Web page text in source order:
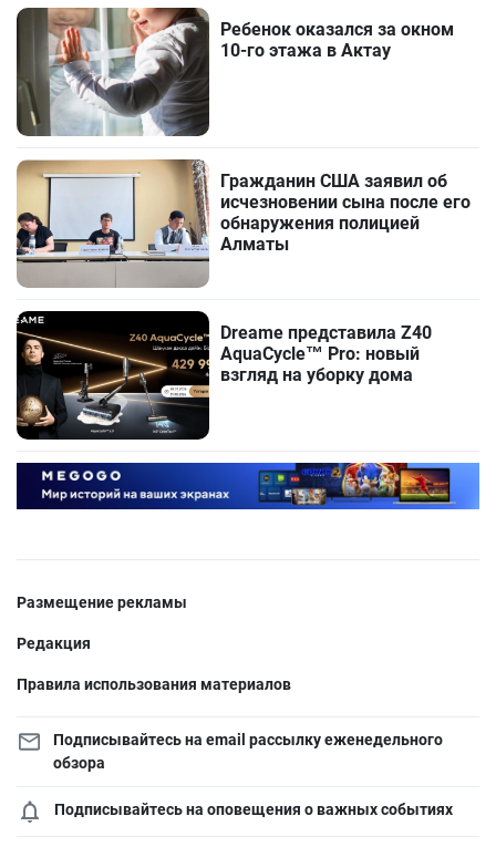
Ребенок оказался за окном
10-го этажа в Актау
Гражданин США заявил об
исчезновении сына после его
обнаружения полицией
Алматы
Dreame представила Z40
AquaCycle™ Pro: новый
взгляд на уборку дома
Размещение рекламы
Редакция
Правила использования материалов
Подписывайтесь на email рассылку еженедельного
обзора
Подписывайтесь на оповещения о важных событиях